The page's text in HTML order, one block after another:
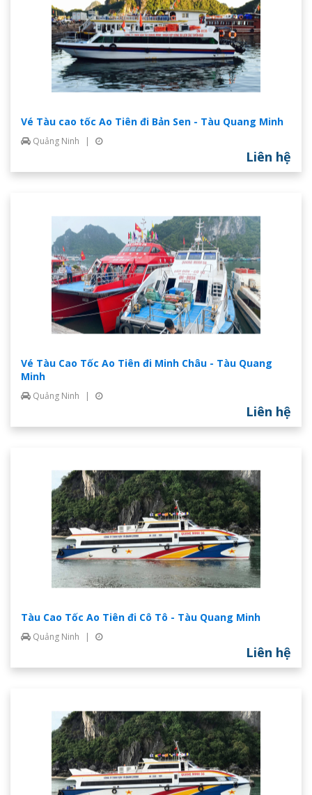
Vé Tàu cao tốc Ao Tiên đi Bản Sen - Tàu Quang Minh
Quảng Ninh
Liên hệ
Vé Tàu Cao Tốc Ao Tiên đi Minh Châu - Tàu Quang
Minh
Quảng Ninh |
Liên hệ
Tàu Cao Tốc Ao Tiên đi Cô Tô - Tàu Quang Minh
Quảng Ninh |
Liên hệ